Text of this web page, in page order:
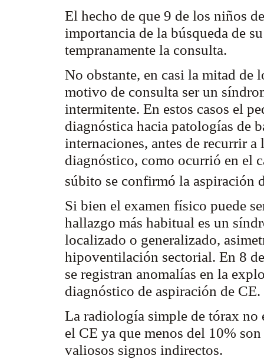
El hecho de que 9 de los niños
importancia de la búsqueda de
tempranamente la consulta.
No obstante, en casi la mitad de
motivo de consulta ser un
intermitente. En estos casos el
diagnóstica hacia patologías de
internaciones, antes de recurrir a
diagnóstico, como ocurrió en el
súbito se confirmó la aspiración
Si bien el examen físico puede
hallazgo más habitual es un
localizado o generalizado,
hipoventilación sectorial. En 8
se registran anomalías en la
diagnóstico de aspiración de CE.
La radiología simple de tórax no
el CE ya que menos del 10% son
valiosos signos indirectos.